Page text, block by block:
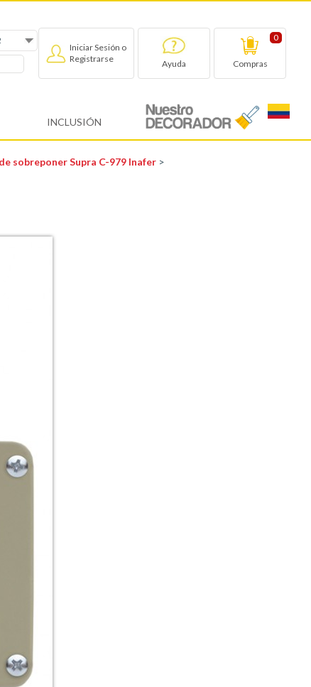
Iniciar Sesión o
Registrarse
Ayuda
0
Compras
INCLUSIÓN
sobreponer Supra C-979 Inafer >